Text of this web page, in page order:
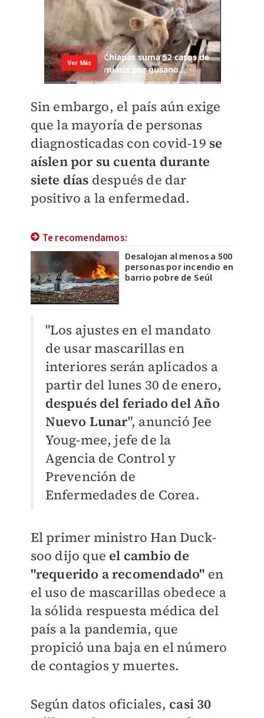
Sin embargo, el país aún exige
que la mayoría de personas
diagnosticadas con covid-19 se
aíslen por su cuenta durante
siete días después de dar
positivo a la enfermedad.
Te recomendamos:
Desalojan al menos a 500
personas por incendio en
barrio pobre de Seúl
"Los ajustes en el mandato
de usar mascarillas en
interiores serán aplicados a
partir del lunes 30 de enero,
después del feriado del Año
Nuevo Lunar", anunció Jee
Youg-mee, jefe de la
Agencia de Control y
Prevención de
Enfermedades de Corea.
El primer ministro Han Duck-
soo dijo que el cambio de
"requerido a recomendado" en
el uso de mascarillas obedece a
la sólida respuesta médica del
país a la pandemia, que
propició una baja en el número
de contagios y muertes.
Según datos oficiales, casi 30